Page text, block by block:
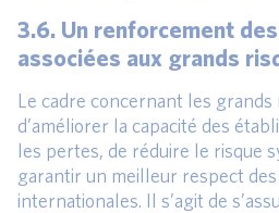
3.6. Un renforcement
associées aux grands
Le cadre concernant les
d’améliorer la capacité des
les pertes, de réduire le risque
garantir un meilleur respect
internationales. Il s’agit de